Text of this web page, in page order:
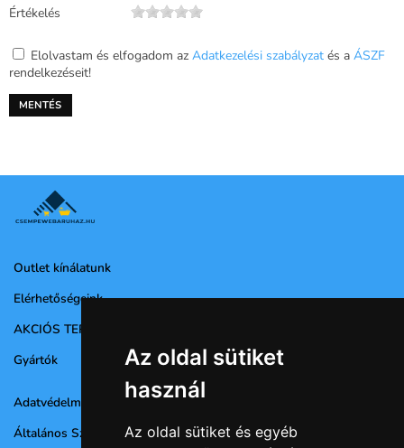
Az oldal sütiket
használ
Az oldal sütiket és egyéb
Értékelés
Elolvastam és elfogadom az Adatkezelési szabályzat és a ÁSZF
rendelkezéseit!
Outlet kínálatunk
Elérhetőségeink
AKCIÓS TERMÉKEK
Gyártók
Adatvédelmi nyilatkozat
Általános Szerződési Feltételek